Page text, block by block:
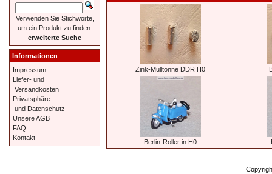
Zink-Mülltonne DDR H0
Berlin-Roller in H0
Verwenden Sie Stichworte,
um ein Produkt zu finden.
erweiterte Suche
Informationen
Impressum
Liefer- und
Versandkosten
Privatsphäre
und Datenschutz
Unsere AGB
FAQ
Kontakt